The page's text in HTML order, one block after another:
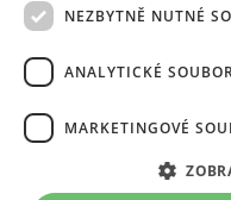
Kontakt
Nastavení cookies
©
NEZBYTNĚ NUTNÉ
ANALYTICKÉ
MARKETINGOVÉ